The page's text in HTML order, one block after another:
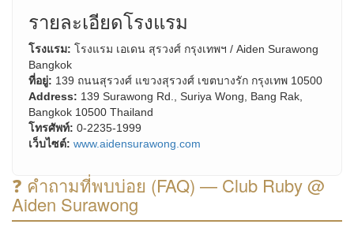
รายละเอียดโรงแรม
โรงแรม: โรงแรม เอเดน สุรวงศ์ กรุงเทพฯ / Aiden Surawong
Bangkok
ที่อยู่: 139 ถนนสุรวงศ์ แขวงสุรวงศ์ เขตบางรัก กรุงเทพ 10500
Address: 139 Surawong Rd., Suriya Wong, Bang Rak,
Bangkok 10500 Thailand
โทรศัพท์: 0-2235-1999
เว็บไซต์: www.aidensurawong.com
❓ คำถามที่พบบ่อย (FAQ) — Club Ruby @
Aiden Surawong